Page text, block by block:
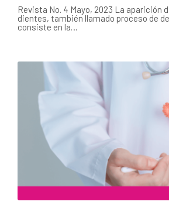
Revista No. 4 Mayo, 2023 La aparición
dientes, también llamado proceso de
consiste en la…